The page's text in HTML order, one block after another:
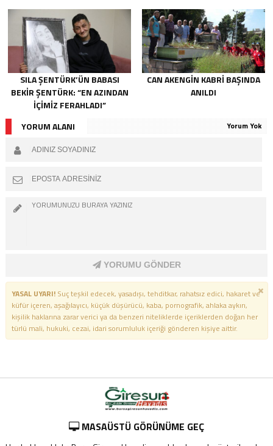
SILA ŞENTÜRK’ÜN BABASI
BEKIR ŞENTÜRK: “EN AZINDAN
IÇIMIZ FERAHLADI”
CAN AKENGIN KABRI BAŞINDA
ANILDI
YORUM ALANI Yorum Yok
YORUMU GÖNDER
YASAL UYARI!Suç teşkil edecek, yasadışı, tehditkar, rahatsız edici, hakaret ve
küfür içeren, aşağılayıcı, küçük düşürücü, kaba, pornografik, ahlaka aykırı,
kişilik haklarına zarar verici ya da benzeri niteliklerde içeriklerden doğan her
türlü mali, hukuki, cezai, idari sorumluluk içeriği gönderen kişiye aittir.
MASAÜSTÜ GÖRÜNÜME GEÇ